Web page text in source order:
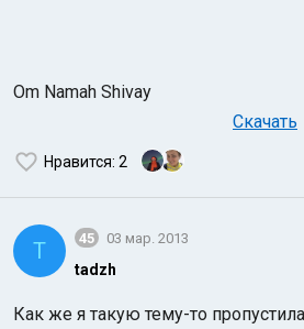
Om Namah Shivay
Скачать
Нравится: 2
T 45 03 мар. 2013
tadzh
Как же я такую тему-то